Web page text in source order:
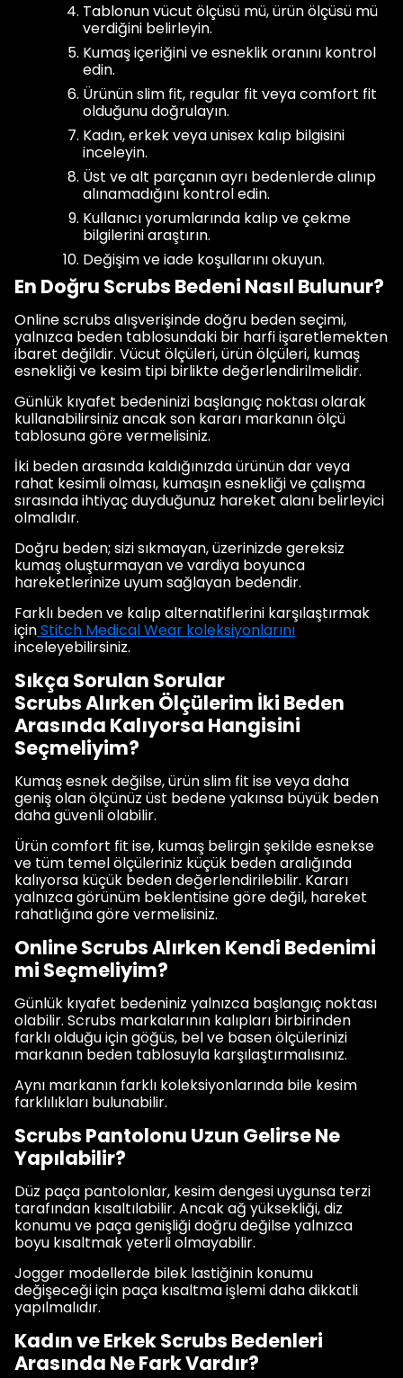
Tablonun vücut ölçüsü mü, ürün ölçüsü mü
verdiğini belirleyin.
Kumaş içeriğini ve esneklik oranını kontrol
edin.
Ürünün slim fit, regular fit veya comfort fit
olduğunu doğrulayın.
Kadın, erkek veya unisex kalıp bilgisini
inceleyin.
Üst ve alt parçanın ayrı bedenlerde alınıp
alınamadığını kontrol edin.
Kullanıcı yorumlarında kalıp ve çekme
bilgilerini araştırın.
Değişim ve iade koşullarını okuyun.
En Doğru Scrubs Bedeni Nasıl Bulunur?
Online scrubs alışverişinde doğru beden seçimi,
yalnızca beden tablosundaki bir harfi işaretlemekten
ibaret değildir. Vücut ölçüleri, ürün ölçüleri, kumaş
esnekliği ve kesim tipi birlikte değerlendirilmelidir.
Günlük kıyafet bedeninizi başlangıç noktası olarak
kullanabilirsiniz ancak son kararı markanın ölçü
tablosuna göre vermelisiniz.
İki beden arasında kaldığınızda ürünün dar veya
rahat kesimli olması, kumaşın esnekliği ve çalışma
sırasında ihtiyaç duyduğunuz hareket alanı belirleyici
olmalıdır.
Doğru beden; sizi sıkmayan, üzerinizde gereksiz
kumaş oluşturmayan ve vardiya boyunca
hareketlerinize uyum sağlayan bedendir.
Farklı beden ve kalıp alternatiflerini karşılaştırmak
içinStitch Medical Wear koleksiyonlarını
inceleyebilirsiniz.
Sıkça Sorulan Sorular
Scrubs Alırken Ölçülerim İki Beden
Arasında Kalıyorsa Hangisini
Seçmeliyim?
Kumaş esnek değilse, ürün slim fit ise veya daha
geniş olan ölçünüz üst bedene yakınsa büyük beden
daha güvenli olabilir.
Ürün comfort fit ise, kumaş belirgin şekilde esnekse
ve tüm temel ölçüleriniz küçük beden aralığında
kalıyorsa küçük beden değerlendirilebilir. Kararı
yalnızca görünüm beklentisine göre değil, hareket
rahatlığına göre vermelisiniz.
Online Scrubs Alırken Kendi Bedenimi
mi Seçmeliyim?
Günlük kıyafet bedeniniz yalnızca başlangıç noktası
olabilir. Scrubs markalarının kalıpları birbirinden
farklı olduğu için göğüs, bel ve basen ölçülerinizi
markanın beden tablosuyla karşılaştırmalısınız.
Aynı markanın farklı koleksiyonlarında bile kesim
farklılıkları bulunabilir.
Scrubs Pantolonu Uzun Gelirse Ne
Yapılabilir?
Düz paça pantolonlar, kesim dengesi uygunsa terzi
tarafından kısaltılabilir. Ancak ağ yüksekliği, diz
konumu ve paça genişliği doğru değilse yalnızca
boyu kısaltmak yeterli olmayabilir.
Jogger modellerde bilek lastiğinin konumu
değişeceği için paça kısaltma işlemi daha dikkatli
yapılmalıdır.
Kadın ve Erkek Scrubs Bedenleri
Arasında Ne Fark Vardır?